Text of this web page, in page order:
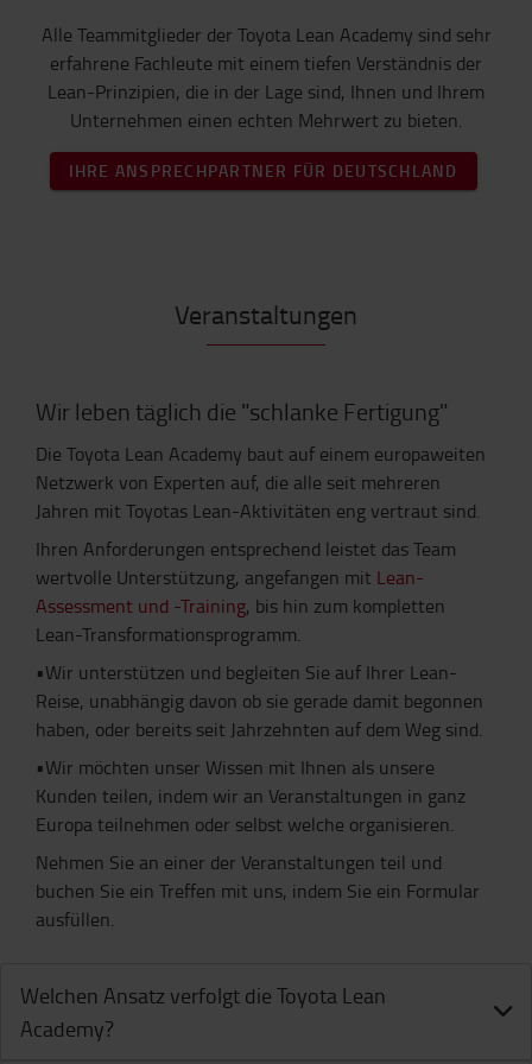
Alle Teammitglieder der Toyota Lean Academy sind sehr
erfahrene Fachleute mit einem tiefen Verständnis der
Lean-Prinzipien, die in der Lage sind, Ihnen und Ihrem
Unternehmen einen echten Mehrwert zu bieten.
IHRE ANSPRECHPARTNER FÜR DEUTSCHLAND
Veranstaltungen
Wir leben täglich die "schlanke Fertigung"
Die Toyota Lean Academy baut auf einem europaweiten
Netzwerk von Experten auf, die alle seit mehreren
Jahren mit Toyotas Lean-Aktivitäten eng vertraut sind.
Ihren Anforderungen entsprechend leistet das Team
wertvolle Unterstützung, angefangen mit Lean-
Assessment und -Training, bis hin zum kompletten
Lean-Transformationsprogramm.
•Wir unterstützen und begleiten Sie auf Ihrer Lean-
Reise, unabhängig davon ob sie gerade damit begonnen
haben, oder bereits seit Jahrzehnten auf dem Weg sind.
•Wir möchten unser Wissen mit Ihnen als unsere
Kunden teilen, indem wir an Veranstaltungen in ganz
Europa teilnehmen oder selbst welche organisieren.
Nehmen Sie an einer der Veranstaltungen teil und
buchen Sie ein Treffen mit uns, indem Sie ein Formular
ausfüllen.
Welchen Ansatz verfolgt die Toyota Lean
Academy?